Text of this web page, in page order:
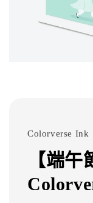
Colorverse Ink
【端午